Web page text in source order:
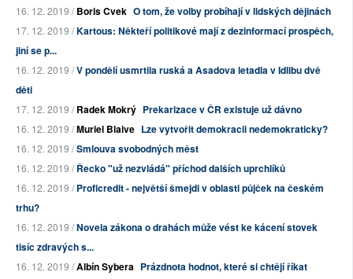
16. 12. 2019 /Boris Cvek O tom, že volby probíhají v lidských dějinách
17. 12. 2019 /Kartous: Někteří politikové mají z dezinformací prospěch,
jiní se p...
16. 12. 2019 /V pondělí usmrtila ruská a Asadova letadla v Idlibu dvě
děti
17. 12. 2019 /Radek Mokrý Prekarizace v ČR existuje už dávno
16. 12. 2019 /Muriel Blaive Lze vytvořit demokracii nedemokraticky?
16. 12. 2019 /Smlouva svobodných měst
16. 12. 2019 /Řecko "už nezvládá" příchod dalších uprchlíků
16. 12. 2019 /Proficredit - největší šmejdi v oblasti půjček na českém
trhu?
16. 12. 2019 /Novela zákona o drahách může vést ke kácení stovek
tisíc zdravých s...
16. 12. 2019 /Albín Sybera Prázdnota hodnot, které si chtějí říkat